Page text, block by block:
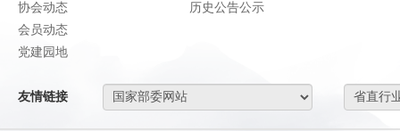
协会动态
会员动态
党建园地
历史公告公示
友情链接